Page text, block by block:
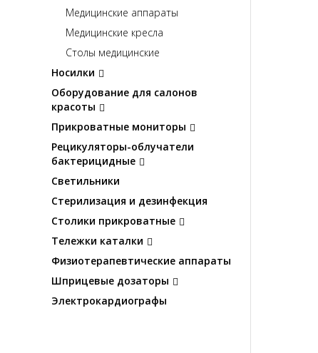
Медицинские аппараты
Медицинские кресла
Столы медицинские
Носилки
Оборудование для салонов
красоты
Прикроватные мониторы
Рецикуляторы-облучатели
бактерицидные
Светильники
Стерилизация и дезинфекция
Столики прикроватные
Тележки каталки
Физиотерапевтические аппараты
Шприцевые дозаторы
Электрокардиографы